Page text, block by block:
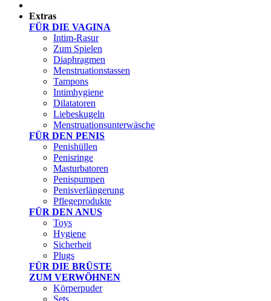
Extras
FÜR DIE VAGINA
Intim-Rasur
Zum Spielen
Diaphragmen
Menstruationstassen
Tampons
Intimhygiene
Dilatatoren
Liebeskugeln
Menstruationsunterwäsche
FÜR DEN PENIS
Penishüllen
Penisringe
Masturbatoren
Penispumpen
Penisverlängerung
Pflegeprodukte
FÜR DEN ANUS
Toys
Hygiene
Sicherheit
Plugs
FÜR DIE BRÜSTE
ZUM VERWÖHNEN
Körperpuder
Sets